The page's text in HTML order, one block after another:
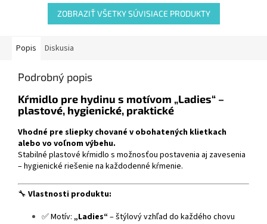
ZOBRAZIŤ VŠETKY SÚVISIACE PRODUKTY
Popis Diskusia
Podrobný popis
Kŕmidlo pre hydinu s motívom „Ladies“ –
plastové, hygienické, praktické
Vhodné pre sliepky chované v obohatených klietkach
alebo vo voľnom výbehu.
Stabilné plastové kŕmidlo s možnosťou postavenia aj zavesenia
– hygienické riešenie na každodenné kŕmenie.
🔧 Vlastnosti produktu:
✅ Motív: „Ladies“ – štýlový vzhľad do každého chovu